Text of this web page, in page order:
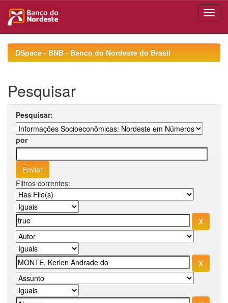
navigationDSpace - BNB - Banco do Nordeste do Brasil
Pesquisar
Pesquisar:
por
Filtros correntes: